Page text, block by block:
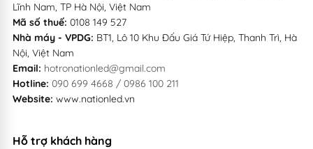
Lĩnh Nam, TP Hà Nội, Việt Nam
Mã số thuế: 0108 149 527
Nhà máy - VPDG: BT1, Lô 10 Khu Đấu Giá Tứ Hiệp, Thanh Trì, Hà
Nội, Việt Nam
Email: hotronationled@gmail.com
Hotline: 090 699 4668 / 0986 100 211
Website: www.nationled.vn
Hỗ trợ khách hàng